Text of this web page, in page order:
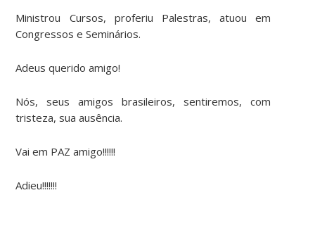
Ministrou Cursos, proferiu Palestras, atuou em
Congressos e Seminários.
Adeus querido amigo!
Nós, seus amigos brasileiros, sentiremos, com
tristeza, sua ausência.
Vai em PAZ amigo!!!!!!
Adieu!!!!!!!